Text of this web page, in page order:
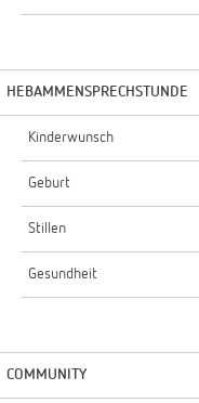
HEBAMMENSPRECHSTUNDE
Kinderwunsch
Geburt
Stillen
Gesundheit
COMMUNITY